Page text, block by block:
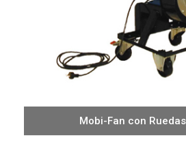
Mobi-Fan con